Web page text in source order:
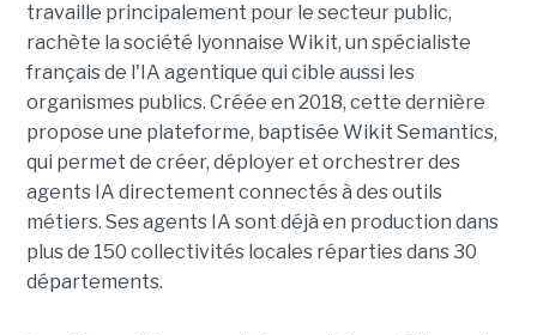
travaille principalement pour le secteur public,
rachète la société lyonnaise Wikit, un spécialiste
français de l'IA agentique qui cible aussi les
organismes publics. Créée en 2018, cette dernière
propose une plateforme, baptisée Wikit Semantics,
qui permet de créer, déployer et orchestrer des
agents IA directement connectés à des outils
métiers. Ses agents IA sont déjà en production dans
plus de 150 collectivités locales réparties dans 30
départements.